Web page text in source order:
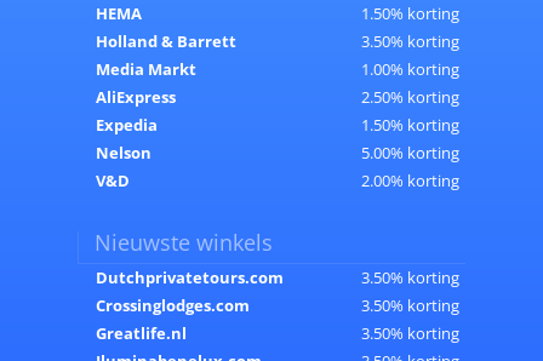
HEMA
1.50% korting
Holland & Barrett
3.50% korting
Media Markt
1.00% korting
AliExpress
2.50% korting
Expedia
1.50% korting
Nelson
5.00% korting
V&D
2.00% korting
Nieuwste winkels
Dutchprivatetours.com
3.50% korting
Crossinglodges.com
3.50% korting
Greatlife.nl
3.50% korting